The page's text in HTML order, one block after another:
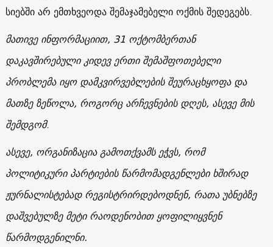
სიებში არ ემთხვეოდა შემაჯამებელი ოქმის შედეგებს.
მათივე ინფორმაციით, 31 ოქტომბერთან
დაკავშირებული კიდევ ერთი შემაშფოთებელი
პრობლემა იყო დამკვირვებლების შეურაცხყოფა და
მათზე ზეწოლა, როგორც არჩევნების დღეს, ასევე მის
შემდგომ.
ასევე, ორგანიზაცია გამოთქვამს ეჭვს, რომ
პოლიტიკური პარტიების წარმომადგენლები ხშირად
ჟურნალისტებად რეგისტრირდებოდნენ, რათა უბნებზე
დაშვებულზე მეტი რაოდენობით ყოფილიყვნენ
წარმოდგენილნი.